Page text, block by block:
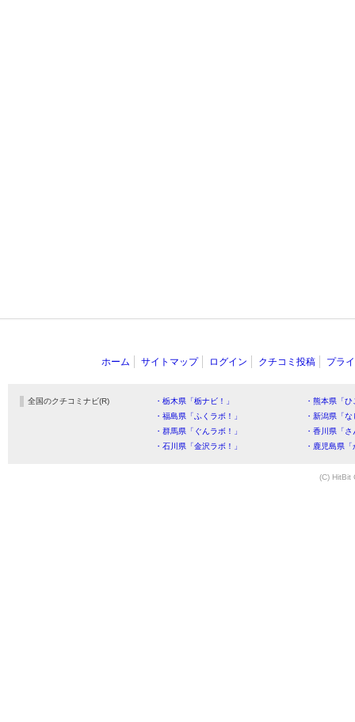
ホーム サイトマップ ログイン クチコミ投稿 プラ
全国のクチコミナビ(R) ・栃木県「栃ナビ！」
・熊本県「
・福島県「ふくラボ！」
・新潟県「
・群馬県「ぐんラボ！」
・香川県「
・石川県「金沢ラボ！」
・鹿児島県
(C) HitBit